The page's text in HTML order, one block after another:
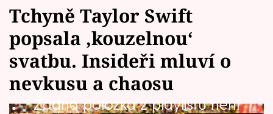
Témata
Celebrity
Vztahy
Tchyně Taylor Swift
popsala ‚kouzelnou‘
svatbu. Insideři mluví o
nevkusu a chaosu
Žádná položka z playlistu není